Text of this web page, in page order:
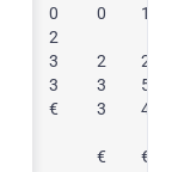
0
2
3
3
€
0
2
3
3
€
1
2
5
4
€